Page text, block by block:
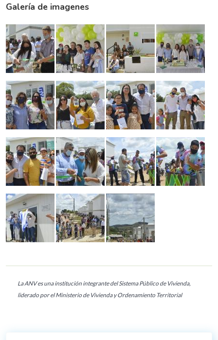
Galería de imagenes
La ANV es una institución integrante del Sistema Público de Vivienda,
liderado por el Ministerio de Vivienda y Ordenamiento Territorial